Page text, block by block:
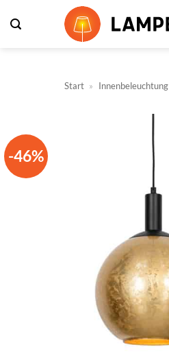
Inhalt
Start » Innenbeleuchtung
-46%